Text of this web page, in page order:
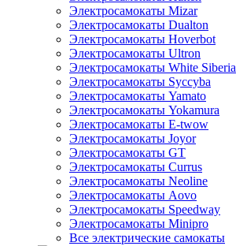
Электросамокаты Mizar
Электросамокаты Dualton
Электросамокаты Hoverbot
Электросамокаты Ultron
Электросамокаты White Siberia
Электросамокаты Syccyba
Электросамокаты Yamato
Электросамокаты Yokamura
Электросамокаты E-twow
Электросамокаты Joyor
Электросамокаты GT
Электросамокаты Currus
Электросамокаты Neoline
Электросамокаты Aovo
Электросамокаты Speedway
Электросамокаты Minipro
Все электрические самокаты